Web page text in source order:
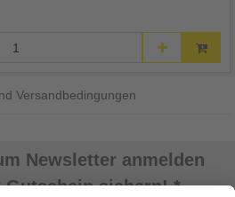
Versandbedingungen
Newsletter anmelden
Gutschein sichern! *